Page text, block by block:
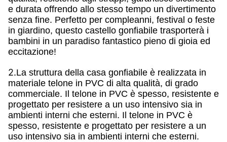
e durata offrendo allo stesso tempo un divertimento
senza fine. Perfetto per compleanni, festival o feste
in giardino, questo castello gonfiabile trasporterà i
bambini in un paradiso fantastico pieno di gioia ed
eccitazione!
2.La struttura della casa gonfiabile è realizzata in
materiale telone in PVC di alta qualità, di grado
commerciale. Il telone in PVC è spesso, resistente e
progettato per resistere a un uso intensivo sia in
ambienti interni che esterni. Il telone in PVC è
spesso, resistente e progettato per resistere a un
uso intensivo sia in ambienti interni che esterni.